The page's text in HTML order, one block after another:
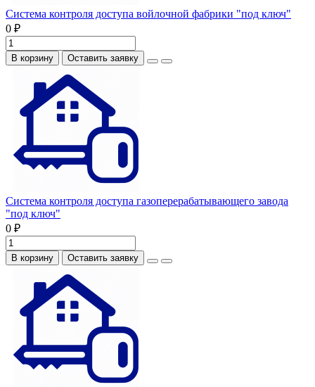
Система контроля доступа войлочной фабрики "под ключ"
0 ₽
В корзину Оставить заявку
Система контроля доступа газоперерабатывающего завода
"под ключ"
0 ₽
В корзину Оставить заявку